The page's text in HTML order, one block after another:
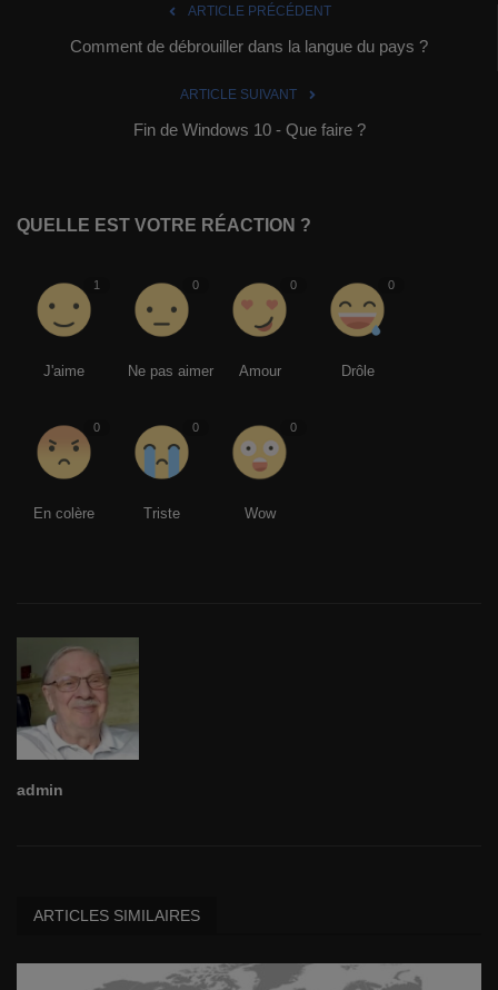
ARTICLE PRÉCÉDENT
Comment de débrouiller dans la langue du pays ?
ARTICLE SUIVANT
Fin de Windows 10 - Que faire ?
QUELLE EST VOTRE RÉACTION ?
1
J'aime
0
Ne pas aimer
0
Amour
0
Drôle
0
En colère
0
Triste
0
Wow
admin
ARTICLES SIMILAIRES